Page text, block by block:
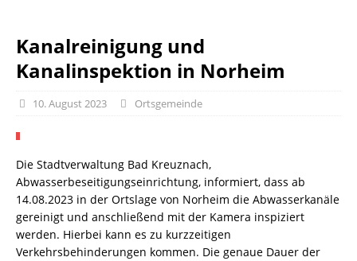
Kanalreinigung und
Kanalinspektion in Norheim
10. August 2023 Ortsgemeinde
Die Stadtverwaltung Bad Kreuznach,
Abwasserbeseitigungseinrichtung, informiert, dass ab
14.08.2023 in der Ortslage von Norheim die Abwasserkanäle
gereinigt und anschließend mit der Kamera inspiziert
werden. Hierbei kann es zu kurzzeitigen
Verkehrsbehinderungen kommen. Die genaue Dauer der